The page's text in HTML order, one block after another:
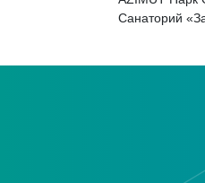
Санаторий